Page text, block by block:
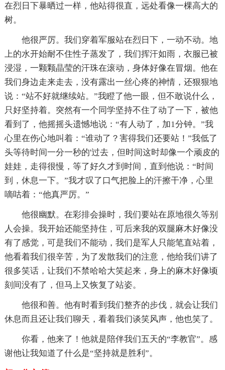
在烈日下暴晒过一样，他站得很直，远处看像一棵高大的
树。
他很严厉。我们穿着军服站在烈日下，一动不动。地
上的水开始耐不住性子蒸发了，我们挥汗如雨，衣服已被
浸湿，一颗颗晶莹的汗珠在滚动，身体好像在冒烟。他在
我们身边走来走去，没有露出一丝心疼的神情，还狠狠地
说：“站不好就继续站。”我瞪了他一眼，但不敢说什么，
只好坚持着。突然有一个同学坚持不住了动了一下，被他
看到了，他摇摇头遗憾地说：“有人动了，加1分钟。”我
心里在伤心地叫着：“谁动了？害得我们还要站！”我低了
头等待时间一分一秒的'过去，但时间这时却像一个顽皮的
娃娃，走得很慢，等了好久才到时间，直到他说：“时间
到，休息一下。”我才叹了口气把脸上的汗擦干净，心里
嘀咕着：“他真严厉。”
他很幽默。在彩排会操时，我们要站在原地很久等别
人会操。我开始还能坚持住，可后来我的双腿麻木好像没
有了感觉，可是我们不能动，我们是军人只能笔直站着，
他看着我们很辛苦，为了发散我们的注意，他给我们讲了
很多笑话，让我们不禁哈哈大笑起来，身上的麻木好像顷
刻间没有了，但马上又恢复了站姿。
他很和善。他有时看到我们整齐的步伐，就会让我们
休息而且还让我们聊天，看着我们谈笑风声，他也笑了。
你看，他来了！他就是陪伴我们五天的“李教官”。感
谢他让我知道了什么是“坚持就是胜利”。